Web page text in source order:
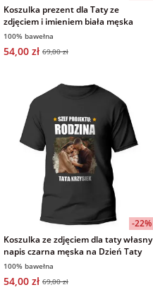
Koszulka prezent dla Taty ze
zdjęciem i imieniem biała męska
100% bawełna
54,00 zł 69,00 zł
-22%
Koszulka ze zdjęciem dla taty własny
napis czarna męska na Dzień Taty
100% bawełna
54,00 zł 69,00 zł